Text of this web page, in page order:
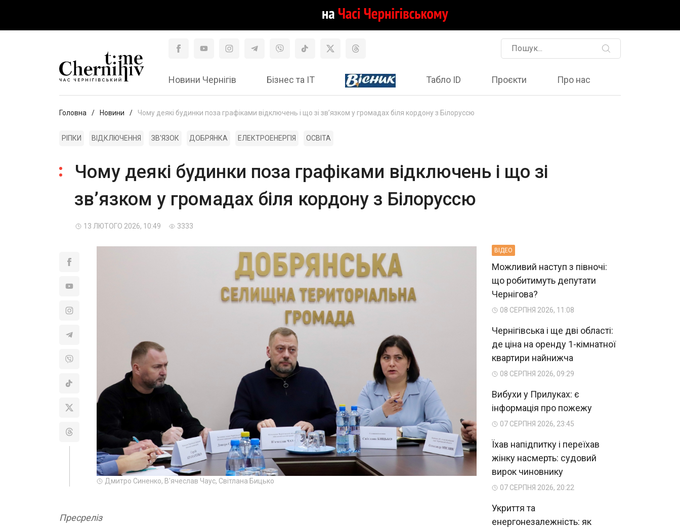
Новини Чернігів Бізнес та ІТ Табло ID Проєкти Про нас
Головна Новини Чому деякі будинки поза графіками відключень і що зі зв’язком у громадах біля кордону з Білоруссю
РІПКИ ВІДКЛЮЧЕННЯ ЗВ'ЯЗОК ДОБРЯНКА ЕЛЕКТРОЕНЕРГІЯ ОСВІТА
Чому деякі будинки поза графіками відключень і що зі
зв’язком у громадах біля кордону з Білоруссю
13 ЛЮТОГО 2026, 10:49 3333
Дмитро Синенко, В'ячеслав Чаус, Світлана Бицько
Пресреліз
ВIДЕО
Можливий наступ з півночі:
що робитимуть депутати
Чернігова?
08 СЕРПНЯ 2026, 11:08
Чернігівська і ще дві області:
де ціна на оренду 1-кімнатної
квартири найнижча
08 СЕРПНЯ 2026, 09:29
Вибухи у Прилуках: є
інформація про пожежу
07 СЕРПНЯ 2026, 23:45
Їхав напідпитку і переїхав
жінку насмерть: судовий
вирок чиновнику
07 СЕРПНЯ 2026, 20:22
Укриття та
енергонезалежність: як